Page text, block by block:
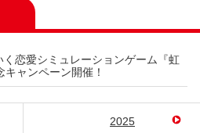
く恋愛シミュレーションゲーム『虹
ャンペーン開催！
2025